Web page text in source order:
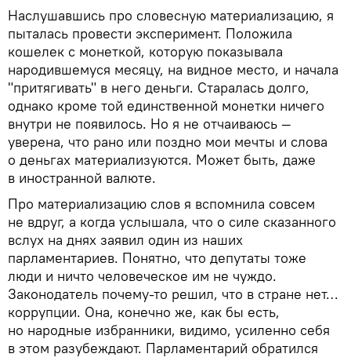
Наслушавшись про словесную материализацию, я
пыталась провести эксперимент. Положила
кошелек с монеткой, которую показывала
народившемуся месяцу, на видное место, и начала
"притягивать" в него деньги. Старалась долго,
однако кроме той единственной монетки ничего
внутри не появилось. Но я не отчаиваюсь —
уверена, что рано или поздно мои мечты и слова
о деньгах материализуются. Может быть, даже
в иностранной валюте.
Про материализацию слов я вспомнила совсем
не вдруг, а когда услышала, что о силе сказанного
вслух на днях заявил один из наших
парламентариев. Понятно, что депутаты тоже
люди и ничто человеческое им не чуждо.
Законодатель почему-то решил, что в стране нет…
коррупции. Она, конечно же, как бы есть,
но народные избранники, видимо, усиленно себя
в этом разубеждают. Парламентарий обратился